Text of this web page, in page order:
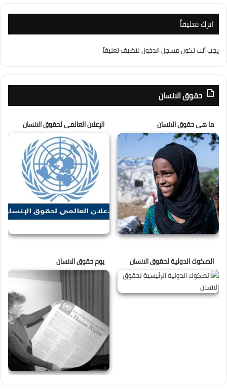
اترك تعليقاً
يجب أنت تكونمسجل الدخوللتضيف تعليقاً.
حقوق الانسان
ما هى حقوق الانسان الإعلان العالمى لحقوق الانسان
الصكوك الدولية لحقوق الانسان يوم حقوق الانسان